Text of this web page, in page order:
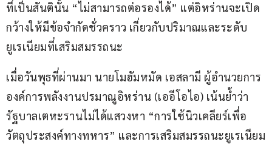
ที่เป็นสันตินั้น “ไม่สามารถต่อรองได้” แต่อิหร่านจะเปิด
กว้างให้มีข้อจำกัดชั่วคราว เกี่ยวกับปริมาณและระดับ
ยูเรเนียมที่เสริมสมรรถนะ
เมื่อวันพุธที่ผ่านมา นายโมฮัมหมัด เอสลามี ผู้อำนวยการ
องค์การพลังงานปรมาณูอิหร่าน (เออีโอไอ) เน้นย้ำว่า
รัฐบาลเตหะรานไม่ได้แสวงหา “การใช้นิวเคลียร์เพื่อ
วัตถุประสงค์ทางทหาร” และการเสริมสมรรถนะยูเรเนียม